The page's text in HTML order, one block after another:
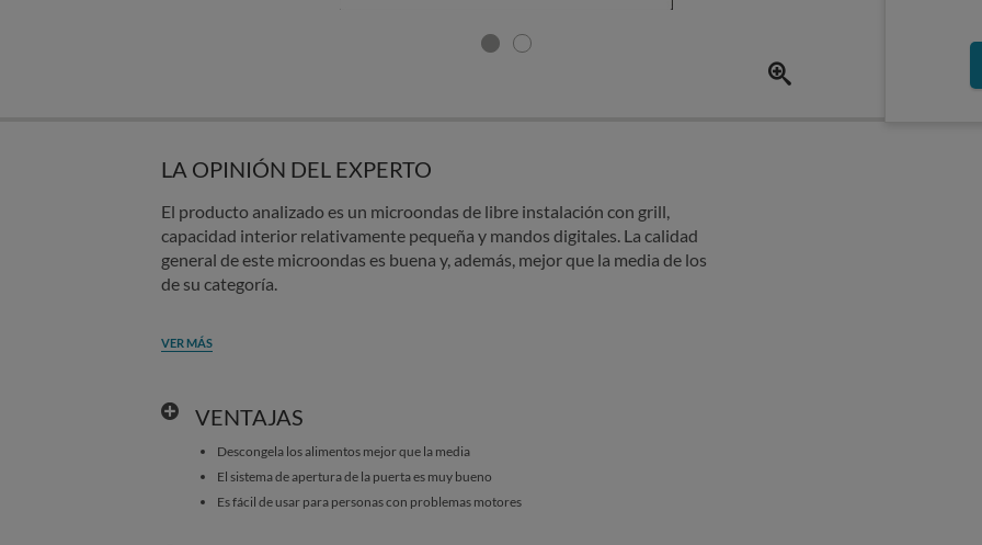
LA OPINIÓN DEL EXPERTO
El producto analizado es un microondas de libre instalación con grill,
capacidad interior relativamente pequeña y mandos digitales. La calidad
general de este microondas es buena y, además, mejor que la media de los
de su categoría.
VER MÁS
VENTAJAS
Descongela los alimentos mejor que la media
El sistema de apertura de la puerta es muy bueno
Es fácil de usar para personas con problemas motores